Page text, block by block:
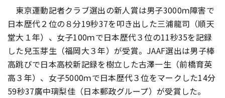
東京運動記者クラブ選出の新人賞は男子3000ｍ障害で
日本歴代２位の８分19秒37を叩き出した三浦龍司（順天
堂大１年）、女子100ｍで日本歴代３位の11秒35を記録
した兒玉芽生（福岡大３年）が受賞。JAAF選出は男子棒
高跳びで日本高校新記録を樹立した古澤一生（前橋育英
高３年）、女子5000ｍで日本歴代３位をマークした14分
59秒37廣中璃梨佳（日本郵政グループ）が受賞した。